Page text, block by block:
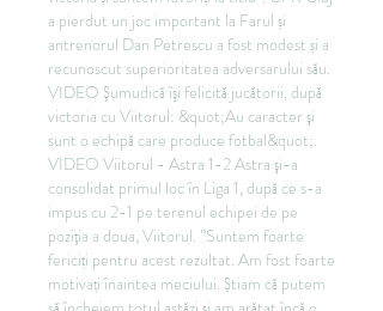
a pierdut un joc important la Farul și
antrenorul Dan Petrescu a fost modest și a
recunoscut superioritatea adversarului său.
VIDEO Şumudică îşi felicită jucătorii, după
victoria cu Viitorul: &quot;Au caracter şi
sunt o echipă care produce fotbal&quot;.
VIDEO Viitorul - Astra 1-2 Astra şi-a
consolidat primul loc în Liga 1, după ce s-a
impus cu 2-1 pe terenul echipei de pe
poziţia a doua, Viitorul. ”Suntem foarte
fericiți pentru acest rezultat. Am fost foarte
motivați înaintea meciului. Știam că putem